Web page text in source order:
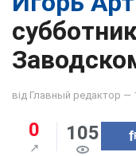
від Главный редактор —
0 105